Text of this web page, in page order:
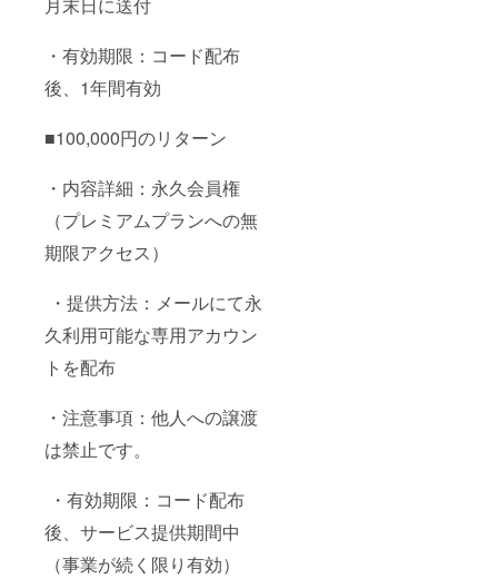
月末日に送付
・有効期限：コード配布
後、1年間有効
■100,000円のリターン
・内容詳細：永久会員権
（プレミアムプランへの無
期限アクセス）
・提供方法：メールにて永
久利用可能な専用アカウン
トを配布
・注意事項：他人への譲渡
は禁止です。
・有効期限：コード配布
後、サービス提供期間中
（事業が続く限り有効）